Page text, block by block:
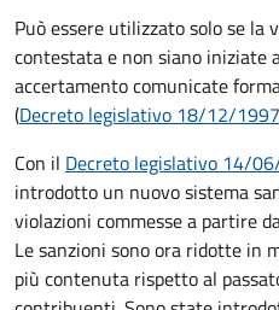
Può essere utilizzato solo se la
contestata e non siano
accertamento comunicate
(Decreto legislativo 18/12/
Con il Decreto legislativo 14/
introdotto un nuovo sistema
violazioni commesse a partire
Le sanzioni sono ora ridotte in
più contenuta rispetto al